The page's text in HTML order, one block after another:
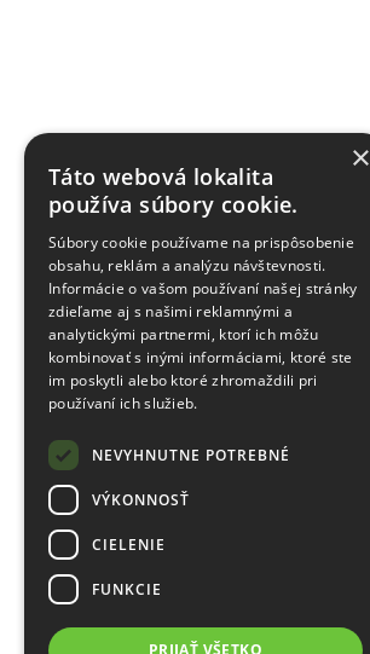
×
Táto webová lokalita
používa súbory cookie.
Súbory cookie používame na prispôsobenie
obsahu, reklám a analýzu návštevnosti.
Informácie o vašom používaní našej stránky
zdieľame aj s našimi reklamnými a
analytickými partnermi, ktorí ich môžu
kombinovať s inými informáciami, ktoré ste
im poskytli alebo ktoré zhromaždili pri
používaní ich služieb.
NEVYHNUTNE POTREBNÉ
VÝKONNOSŤ
CIELENIE
FUNKCIE
PRIJAŤ VŠETKO